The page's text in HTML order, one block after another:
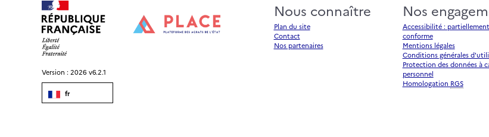
Version : 2026 v6.2.1
fr
Nous connaître
Plan du site
Contact
Nos partenaires
Nos
Accessibilité : partiellement
conforme
Mentions légales
Conditions générales
Protection des données à
personnel
Homologation RGS